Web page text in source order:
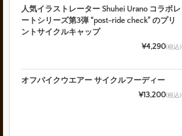
人気イラストレーター Shuhei Urano コラボレ
ートシリーズ第3弾 “post-ride check” のプリ
ントサイクルキャップ
¥4,290(税込)
オフバイクウエアー サイクルフーディー
¥13,200(税込)